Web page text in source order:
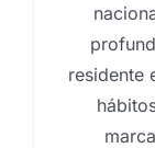
residente